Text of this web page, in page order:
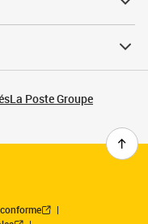
La Poste Groupe